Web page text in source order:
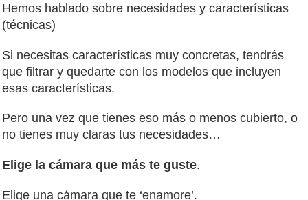
Hemos hablado sobre necesidades y características
(técnicas)
Si necesitas características muy concretas, tendrás
que filtrar y quedarte con los modelos que incluyen
esas características.
Pero una vez que tienes eso más o menos cubierto, o
no tienes muy claras tus necesidades…
Elige la cámara que más te guste.
Elige una cámara que te ‘enamore’.